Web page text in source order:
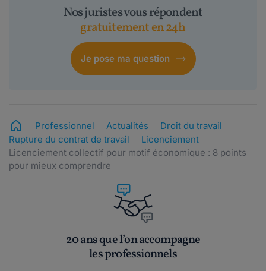
Nos juristes vous répondent
gratuitement en 24h
Je pose ma question
Professionnel Actualités
Droit du travail
Rupture du contrat de travail
Licenciement
Licenciement collectif pour motif économique : 8 points
pour mieux comprendre
20 ans que l’on accompagne
les professionnels